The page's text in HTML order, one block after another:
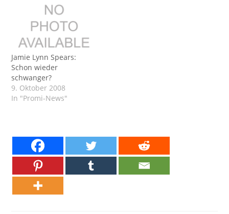
Jamie Lynn Spears:
Schon wieder
schwanger?
9. Oktober 2008
In "Promi-News"